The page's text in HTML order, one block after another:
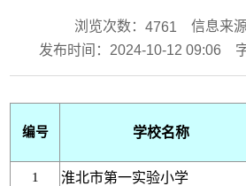
浏览次数： 4761
信息来
发布时间：2024-10-12 09:06
编号 学校名称
1 淮北市第一实验小学